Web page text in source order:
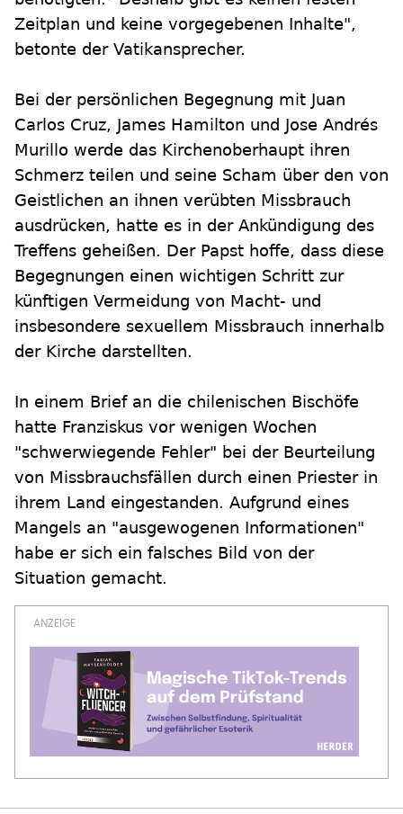
Zeitplan und keine vorgegebenen Inhalte",
betonte der Vatikansprecher.
Bei der persönlichen Begegnung mit Juan
Carlos Cruz, James Hamilton und Jose Andrés
Murillo werde das Kirchenoberhaupt ihren
Schmerz teilen und seine Scham über den von
Geistlichen an ihnen verübten Missbrauch
ausdrücken, hatte es in der Ankündigung des
Treffens geheißen. Der Papst hoffe, dass diese
Begegnungen einen wichtigen Schritt zur
künftigen Vermeidung von Macht- und
insbesondere sexuellem Missbrauch innerhalb
der Kirche darstellten.
In einem Brief an die chilenischen Bischöfe
hatte Franziskus vor wenigen Wochen
"schwerwiegende Fehler" bei der Beurteilung
von Missbrauchsfällen durch einen Priester in
ihrem Land eingestanden. Aufgrund eines
Mangels an "ausgewogenen Informationen"
habe er sich ein falsches Bild von der
Situation gemacht.